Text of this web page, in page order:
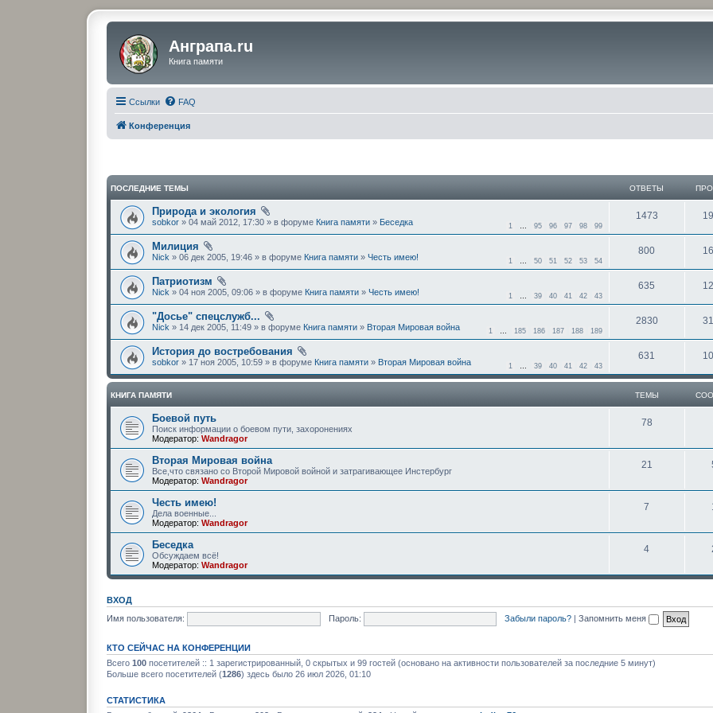
Анграпа.ru
Книга памяти
Ссылки FAQ
Конференция
ПОСЛЕДНИЕ ТЕМЫ ОТВЕТЫ
Природа и экология
1 … 95 96 97 98 99
sobkor » 04 май 2012, 17:30 » в форуме Книга памяти » Беседка
1473
Милиция
1 … 50 51 52 53 54
Nick » 06 дек 2005, 19:46 » в форуме Книга памяти »Честь имею!
800
Патриотизм
1 … 39 40 41 42 43
Nick » 04 ноя 2005, 09:06 » в форуме Книга памяти »Честь имею!
635
"Досье" спецслужб...
1 … 185 186 187 188 189
Nick » 14 дек 2005, 11:49 » в форуме Книга памяти » Вторая Мировая война
2830
История до востребования
1 … 39 40 41 42 43
sobkor » 17 ноя 2005, 10:59 » в форуме Книга памяти » Вторая Мировая война
631
КНИГА ПАМЯТИ ТЕМЫ
Боевой путь
Поиск информации о боевом пути, захоронениях
Модератор: Wandragor
78
Вторая Мировая война
Все,что связано со Второй Мировой войной и затрагивающее Инстербург
Модератор: Wandragor
21
Честь имею!
Дела военные...
Модератор: Wandragor
7
Беседка
Обсуждаем всё!
Модератор: Wandragor
4
ВХОД
Имя пользователя:
Пароль: Забыли пароль? Запомнить меня
КТО СЕЙЧАС НА КОНФЕРЕНЦИИ
Всего100 посетителей :: 1 зарегистрированный, 0 скрытых и 99 гостей (основано на активности пользователей за последние 5 минут)
Больше всего посетителей (1286) здесь было 26 июл 2026, 01:10
СТАТИСТИКА